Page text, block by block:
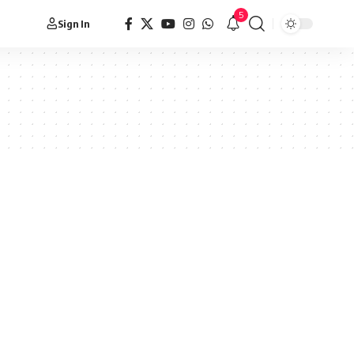
Sign In
5